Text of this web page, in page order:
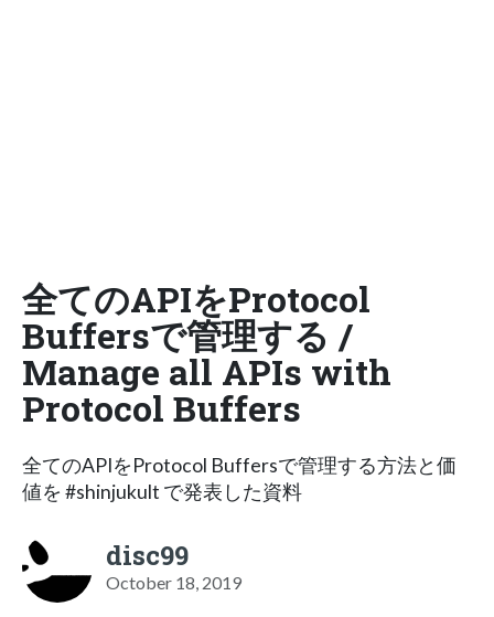
全てのAPIをProtocol
Buffersで管理する /
Manage all APIs with
Protocol Buffers
全てのAPIをProtocol Buffersで管理する方法と価
値を #shinjukult で発表した資料
disc99
October 18, 2019